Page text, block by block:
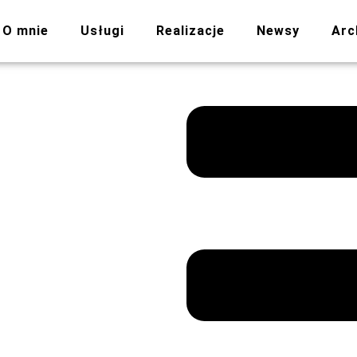
O mnie Usługi Realizacje Newsy